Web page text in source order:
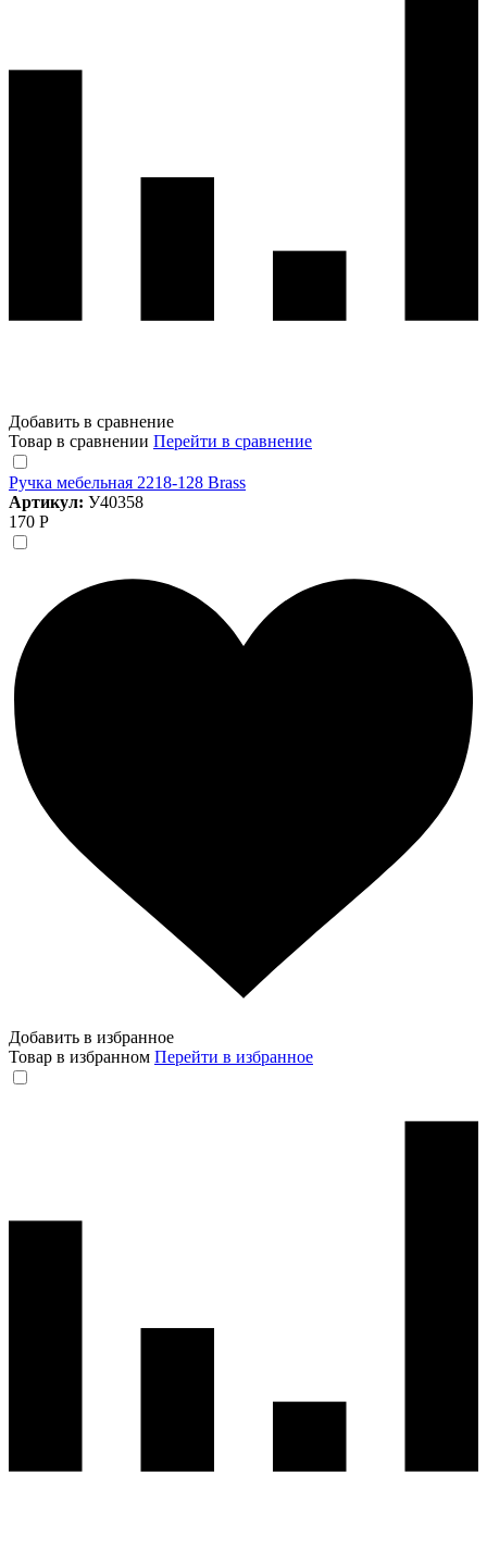
Добавить в сравнение
Товар в сравнении Перейти в сравнение
Ручка мебельная 2218-128 Brass
Артикул: У40358
170 Р
Добавить в избранное
Товар в избранном Перейти в избранное